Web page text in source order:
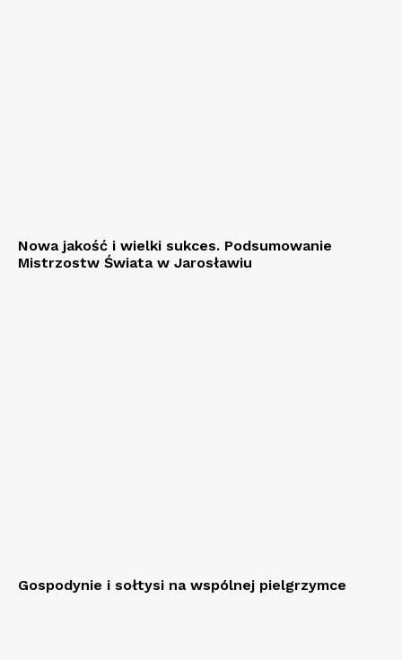
Nowa jakość i wielki sukces. Podsumowanie
Mistrzostw Świata w Jarosławiu
Gospodynie i sołtysi na wspólnej pielgrzymce